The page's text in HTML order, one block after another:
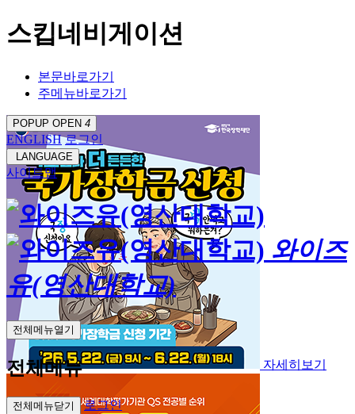
스킵네비게이션
본문바로가기
주메뉴바로가기
자세히보기
POPUP OPEN 4
ENGLISH 로그인
LANGUAGE
사이트맵
와이즈
유(영산대학교)
전체메뉴열기
전체메뉴
전체메뉴닫기 로그인